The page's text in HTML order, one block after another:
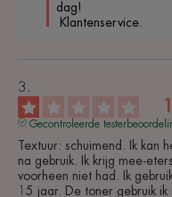
dag!
Klantenservice.
1
Gecontroleerde
Textuur: schuimend. Ik
na gebruik. Ik krijg mee-
voorheen niet had. Ik
15 jaar. De toner gebruik